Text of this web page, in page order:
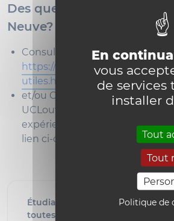
En
vous
de services
installer
Tout
Tout
Politique de
Des questions sur la vie à
Neuve?
Consultez la page suivante :
https://uclouvain.be/fr/
utiles.html
et/ou Contactez les
UCLouvain qui pourront vous
expérience et vous donner de
lien ci-dessous.
Étudiants ambassadeurs
toutes les questions sur la vie